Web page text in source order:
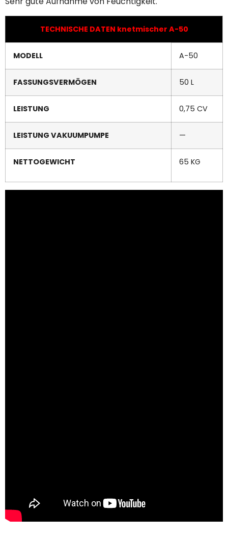
TECHNISCHE DATEN knetmischer A-50
MODELL A-50
FASSUNGSVERMÖGEN 50 L
LEISTUNG 0,75 CV
LEISTUNG VAKUUMPUMPE —
NETTOGEWICHT 65 KG